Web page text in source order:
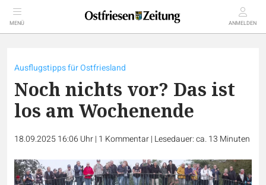
MENÜ ANMELDEN
Ausflugstipps für Ostfriesland
Noch nichts vor? Das ist
los am Wochenende
18.09.2025 16:06 Uhr| 1 Kommentar| Lesedauer: ca. 13 Minuten